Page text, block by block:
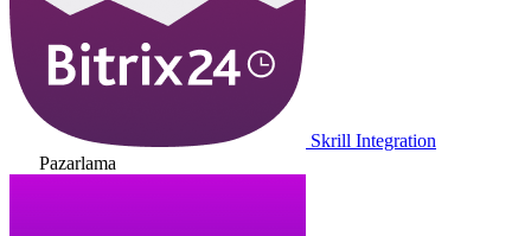
Skrill Integration
Pazarlama